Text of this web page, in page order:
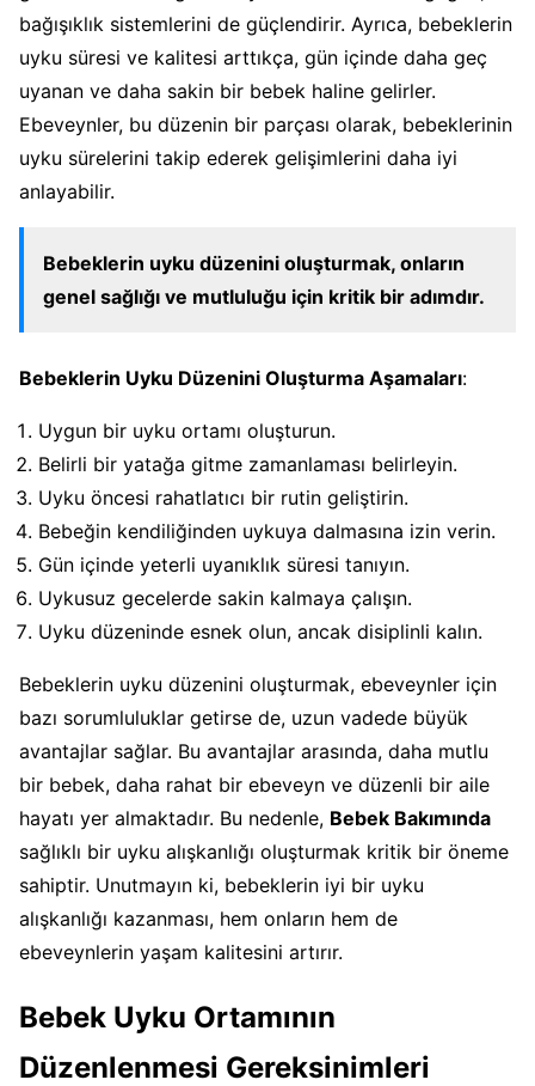
bağışıklık sistemlerini de güçlendirir. Ayrıca, bebeklerin
uyku süresi ve kalitesi arttıkça, gün içinde daha geç
uyanan ve daha sakin bir bebek haline gelirler.
Ebeveynler, bu düzenin bir parçası olarak, bebeklerinin
uyku sürelerini takip ederek gelişimlerini daha iyi
anlayabilir.
Bebeklerin uyku düzenini oluşturmak, onların
genel sağlığı ve mutluluğu için kritik bir adımdır.
Bebeklerin Uyku Düzenini Oluşturma Aşamaları:
Uygun bir uyku ortamı oluşturun.
Belirli bir yatağa gitme zamanlaması belirleyin.
Uyku öncesi rahatlatıcı bir rutin geliştirin.
Bebeğin kendiliğinden uykuya dalmasına izin verin.
Gün içinde yeterli uyanıklık süresi tanıyın.
Uykusuz gecelerde sakin kalmaya çalışın.
Uyku düzeninde esnek olun, ancak disiplinli kalın.
Bebeklerin uyku düzenini oluşturmak, ebeveynler için
bazı sorumluluklar getirse de, uzun vadede büyük
avantajlar sağlar. Bu avantajlar arasında, daha mutlu
bir bebek, daha rahat bir ebeveyn ve düzenli bir aile
hayatı yer almaktadır. Bu nedenle, Bebek Bakımında
sağlıklı bir uyku alışkanlığı oluşturmak kritik bir öneme
sahiptir. Unutmayın ki, bebeklerin iyi bir uyku
alışkanlığı kazanması, hem onların hem de
ebeveynlerin yaşam kalitesini artırır.
Bebek Uyku Ortamının
Düzenlenmesi Gereksinimleri